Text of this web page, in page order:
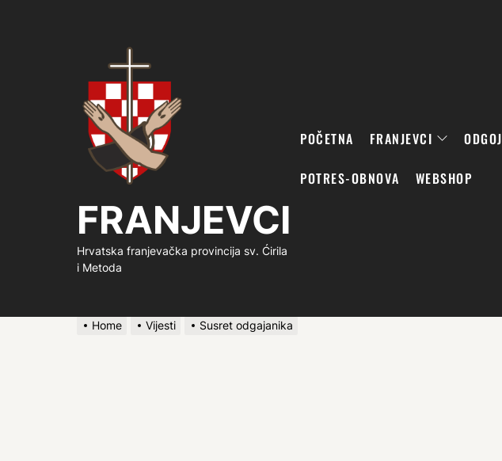
FRANJEVCI
Hrvatska franjevačka provincija sv. Ćirila
i Metoda
POČETNA FRANJEVCI ODGOJ
POTRES-OBNOVA WEBSHOP
Home Vijesti Susret odgajanika